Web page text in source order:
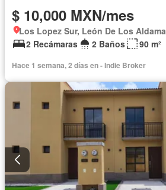
$ 10,000 MXN/mes
Los Lopez Sur, León De Los Aldama
2 Recámaras
2 Baños 90 m²
Hace 1 semana, 2 días en - Indie Broker